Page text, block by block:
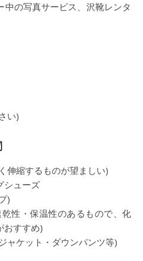
中の写真サービス、沢靴レンタ
い)
伸縮するものが望ましい)
シューズ
)
性・保温性のあるもので、化
おすすめ)
ャケット・ダウンパンツ等)